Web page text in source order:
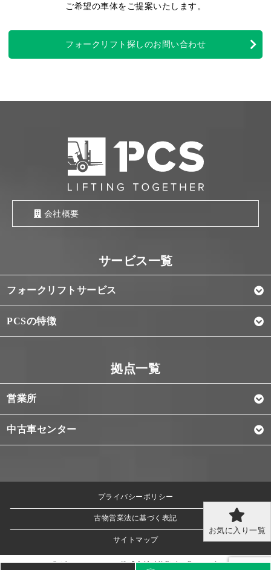
お気に入り一覧
ご希望の車体をご提案いたします。
フォークリフト探しのお問い合わせ
会社概要
フォークリフトサービス
PCSの特徴
営業所
中古車センター
プライバシーポリシー
古物営業法に基づく表記
サイトマップ
© ピー・シー・エス株式会社 All Rights Reserved.